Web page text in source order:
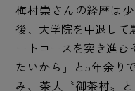
梅村崇さんの経歴は
後、大学院を中退して
ートコースを突き進む
たいから」と5年余り
み、茶人〝御茶村〟